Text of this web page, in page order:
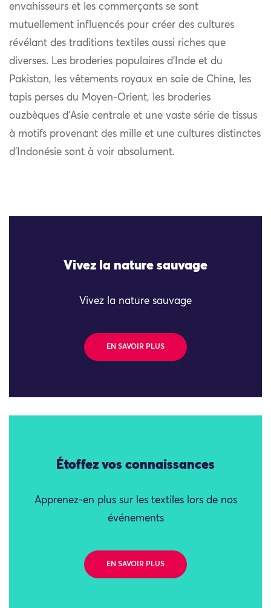
envahisseurs et les commerçants se sont
mutuellement influencés pour créer des cultures
révélant des traditions textiles aussi riches que
diverses. Les broderies populaires d’Inde et du
Pakistan, les vêtements royaux en soie de Chine, les
tapis perses du Moyen-Orient, les broderies
ouzbèques d’Asie centrale et une vaste série de tissus
à motifs provenant des mille et une cultures distinctes
d’Indonésie sont à voir absolument.
Vivez la nature sauvage
Vivez la nature sauvage
EN SAVOIR PLUS
Étoffez vos connaissances
Apprenez-en plus sur les textiles lors de nos
événements
EN SAVOIR PLUS